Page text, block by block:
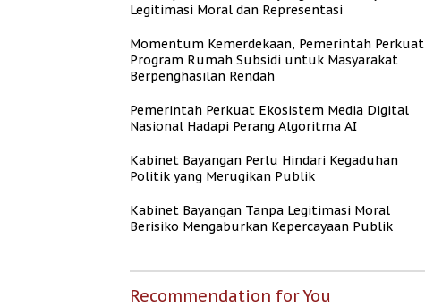
Legitimasi Moral dan Representasi
Momentum Kemerdekaan, Pemerintah Perkuat
Program Rumah Subsidi untuk Masyarakat
Berpenghasilan Rendah
Pemerintah Perkuat Ekosistem Media Digital
Nasional Hadapi Perang Algoritma AI
Kabinet Bayangan Perlu Hindari Kegaduhan
Politik yang Merugikan Publik
Kabinet Bayangan Tanpa Legitimasi Moral
Berisiko Mengaburkan Kepercayaan Publik
Recommendation for You